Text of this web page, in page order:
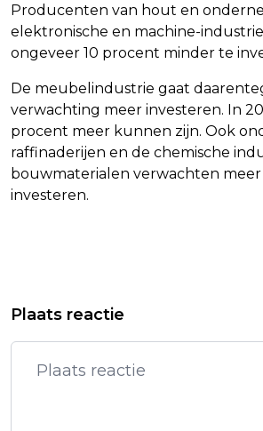
Producenten van hout en
elektronische en machine-
ongeveer 10 procent minder te
De meubelindustrie gaat
verwachting meer investeren. In
procent meer kunnen zijn. Ook
raffinaderijen en de chemische
bouwmaterialen verwachten meer
investeren.
VOETBALDUEL AAN BIJ
ENERGIEBEDRIJVEN
CO2 VERWIJDEREN,
KRITISCH
Plaats reactie